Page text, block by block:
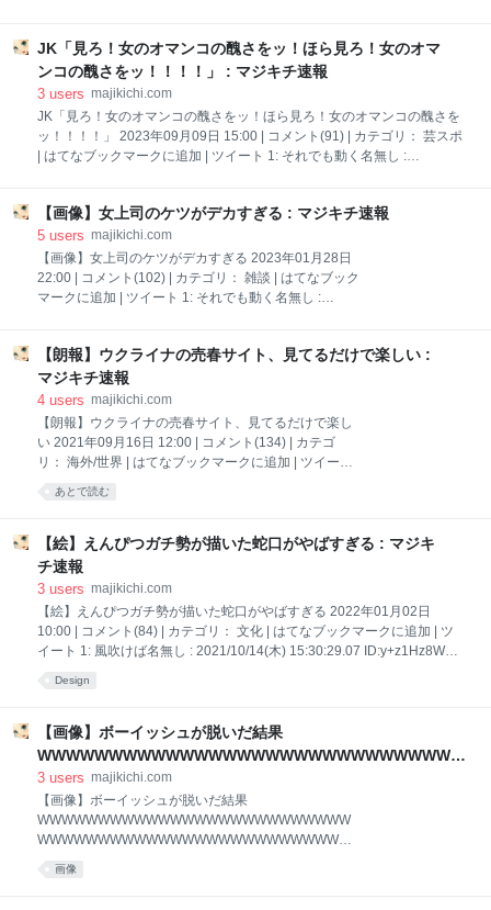
でも動く名無し : 2023/09/19(火) 03:35:49.25 ID:NU/kDvtp0
https://video.twimg.com/amplify_video/1635301358944366593/vid/608x
1080/rrL4kArczpOGMzm1.mp4 3: それでも動く名無し : 2023/09/19(火)
03:36:49.78 ID:Skuk2ZWXH えろ
JK「見ろ！女のオマンコの醜さをッ！ほら見ろ！女のオマ
ンコの醜さをッ！！！！」 : マジキチ速報
3 users majikichi.com
JK「見ろ！女のオマンコの醜さをッ！ほら見ろ！女のオマンコの醜さを
ッ！！！！」 2023年09月09日 15:00 | コメント(91) | カテゴリ： 芸スポ
| はてなブックマークに追加 | ツイート 1: それでも動く名無し :
らされることもないまま、デビューが決まったタレントは強制的に、そ
の注射を打たれていたというのだ。 ■一体、その注射はなんなのか？現
在のタレントたちも、打たれているのか？ 地獄のようなホモ行為には耐
え続けてきた木山氏だったが、「ホルモン剤」とも「覚せい剤」とも噂
されていたその不気味な注射を受け入れることはできず、合宿所に行か
【画像】女上司のケツがデカすぎる : マジキチ速報
5 users majikichi.com
【画像】女上司のケツがデカすぎる 2023年01月28日
22:00 | コメント(102) | カテゴリ： 雑談 | はてなブック
マークに追加 | ツイート 1: それでも動く名無し :
司のケツがデカすぎる 2: それでも動く名無し :
2023/01/27(金) 20:18:02.05 ID:DJkSpGljd でっっっっ
けぇえええええええ！！！！wwwwwwww 3: それでも
動く名無し : 2023/01/27(金) 20:18:39.92
ID:tFDVoHdr0 エロいよりもウエストが細過ぎてそっち
が気になる 5: それでも動く名無し : 2023/01/27(金)
【朗報】ウクライナの売春サイト、見てるだけで楽しい :
マジキチ速報
4 users majikichi.com
【朗報】ウクライナの売春サイト、見てるだけで楽し
い 2021年09月16日 12:00 | コメント(134) | カテゴ
リ： 海外/世界 | はてなブックマークに追加 | ツイート
1: 以下、5ちゃんねるからVIPがお送りします :
2021/09/08(水) 13:49:35.923 ID:YT0+vN1h0
売春サイト、見てるだけで楽しい 3: 以下、5ちゃんね
るからVIPがお送りします : 2021/09/08(水)
13:50:38.357 ID:fkBvcaQz0 はいPC破壊 4: 以下、5ち
13:51:30.501 ID:YT0+vN1h0 1 フリヴニャ は4.13 円
5: 以下、5ちゃんねるからVIPがお送りします :
あとで読む
【絵】えんぴつガチ勢が描いた蛇口がやばすぎる : マジキ
チ速報
3 users majikichi.com
【絵】えんぴつガチ勢が描いた蛇口がやばすぎる 2022年01月02日
10:00 | コメント(84) | カテゴリ： 文化 | はてなブックマークに追加 | ツ
イート 1: 風吹けば名無し : 2021/10/14(木) 15:30:29.07 ID:y+z1Hz8W0
描いた蛇口ｗｗｗ 2: 風吹けば名無し : 2021/10/14(木) 15:30:41.13
https://video.twimg.com/ext_tw_video/1448233753071939587/pu/vid/64
0x600/aSehnmBLiU9KDUT5.mp4 3: 風吹けば名無し : 2021/10/14(木)
15:30:52.12 ID:y+z1Hz8W0
Design
【画像】ボーイッシュが脱いだ結果
WWWWWWWWWWWWWWWWWWWWWWWWWWWWWW
WWWWWWWWWWWWWWWWWWWWWWWWWWWWWW
WWWWWWWWWWWWWWWWWWWW : マジキチ速報
3 users majikichi.com
【画像】ボーイッシュが脱いだ結果
WWWWWWWWWWWWWWWWWWWWWWWWWW
WWWWWWWWWWWWWWWWWWWWWWWWWW
WW 2020年11月21日 01:00 | コメント(85) | カテゴ
画像